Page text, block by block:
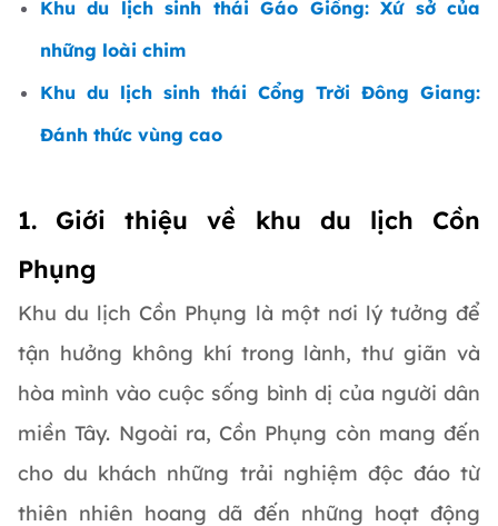
Khu du lịch sinh thái Gáo Giồng: Xứ sở của
những loài chim
Khu du lịch sinh thái Cổng Trời Đông Giang:
Đánh thức vùng cao
1. Giới thiệu về khu du lịch Cồn
Phụng
Khu du lịch Cồn Phụng là một nơi lý tưởng để
tận hưởng không khí trong lành, thư giãn và
hòa mình vào cuộc sống bình dị của người dân
miền Tây. Ngoài ra, Cồn Phụng còn mang đến
cho du khách những trải nghiệm độc đáo từ
thiên nhiên hoang dã đến những hoạt động